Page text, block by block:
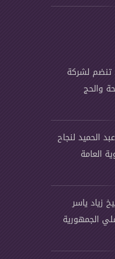
لشركة
والحج
الحميد لنجاح
العامة
زياد ياسر
الجمهورية